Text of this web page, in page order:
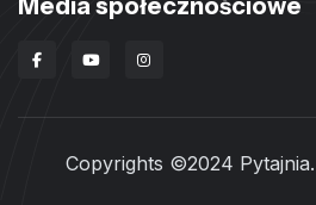
Media społecznościowe
Copyrights ©2024